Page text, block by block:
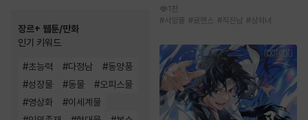
장르+ 웹툰/만화
인기 키워드
#초능력 #다정남 #동양풍
#성장물 #동물 #오피스물
#영상화 #이세계물
1천
#서양풍 #로맨스 #직진남 #상처녀